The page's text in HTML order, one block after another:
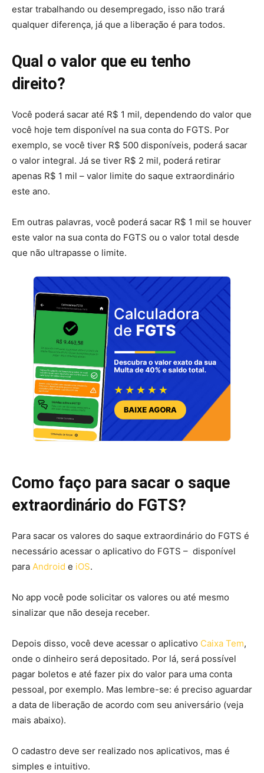
estar trabalhando ou desempregado, isso não trará
qualquer diferença, já que a liberação é para todos.
Qual o valor que eu tenho
direito?
Você poderá sacar até R$ 1 mil, dependendo do valor que
você hoje tem disponível na sua conta do FGTS. Por
exemplo, se você tiver R$ 500 disponíveis, poderá sacar
o valor integral. Já se tiver R$ 2 mil, poderá retirar
apenas R$ 1 mil – valor limite do saque extraordinário
este ano.
Em outras palavras, você poderá sacar R$ 1 mil se houver
este valor na sua conta do FGTS ou o valor total desde
que não ultrapasse o limite.
Como faço para sacar o saque
extraordinário do FGTS?
Para sacar os valores do saque extraordinário do FGTS é
necessário acessar o aplicativo do FGTS – disponível
para Android e iOS.
No app você pode solicitar os valores ou até mesmo
sinalizar que não deseja receber.
Depois disso, você deve acessar o aplicativo Caixa Tem,
onde o dinheiro será depositado. Por lá, será possível
pagar boletos e até fazer pix do valor para uma conta
pessoal, por exemplo. Mas lembre-se: é preciso aguardar
a data de liberação de acordo com seu aniversário (veja
mais abaixo).
O cadastro deve ser realizado nos aplicativos, mas é
simples e intuitivo.